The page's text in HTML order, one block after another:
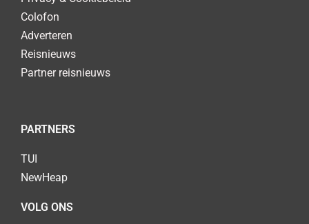
Colofon
Adverteren
Reisnieuws
Partner reisnieuws
PARTNERS
TUI
NewHeap
VOLG ONS